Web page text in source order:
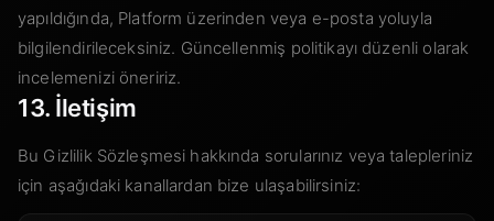
yapıldığında, Platform üzerinden veya e-posta yoluyla
bilgilendirileceksiniz. Güncellenmiş politikayı düzenli olarak
incelemenizi öneririz.
13. İletişim
Bu Gizlilik Sözleşmesi hakkında sorularınız veya talepleriniz
için aşağıdaki kanallardan bize ulaşabilirsiniz: